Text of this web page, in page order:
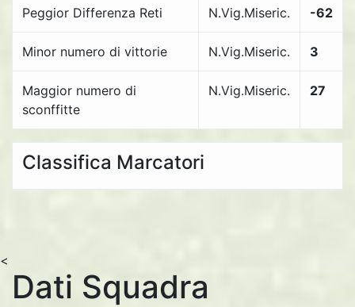
Peggior Differenza Reti N.Vig.Miseric. -62
Minor numero di vittorie N.Vig.Miseric. 3
Maggior numero di
sconffitte
N.Vig.Miseric. 27
Classifica Marcatori
<
Dati Squadra